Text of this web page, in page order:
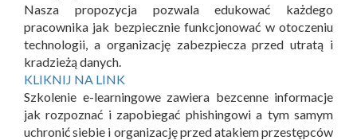
Nasza propozycja pozwala edukować każdego
pracownika jak bezpiecznie funkcjonować w otoczeniu
technologii, a organizację zabezpiecza przed utratą i
kradzieżą danych.
KLIKNIJ NA LINK
Szkolenie e-learningowe zawiera bezcenne informacje
jak rozpoznać i zapobiegać phishingowi a tym samym
uchronić siebie i organizację przed atakiem przestępców